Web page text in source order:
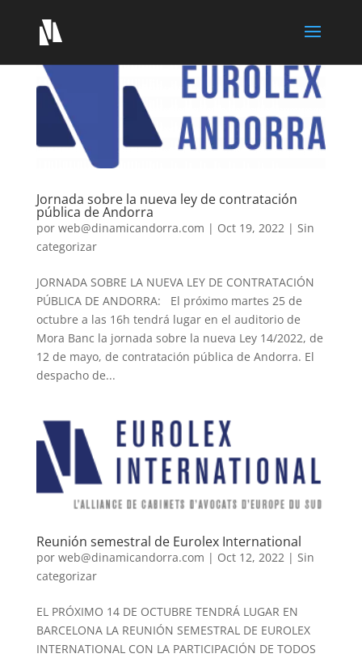
Jornada sobre la nueva ley de contratación
pública de Andorra
por web@dinamicandorra.com | Oct 19, 2022 | Sin
categorizar
JORNADA SOBRE LA NUEVA LEY DE CONTRATACIÓN
PÚBLICA DE ANDORRA: El próximo martes 25 de
octubre a las 16h tendrá lugar en el auditorio de
Mora Banc la jornada sobre la nueva Ley 14/2022, de
12 de mayo, de contratación pública de Andorra. El
despacho de...
Reunión semestral de Eurolex International
por web@dinamicandorra.com | Oct 12, 2022| Sin
categorizar
EL PRÓXIMO 14 DE OCTUBRE TENDRÁ LUGAR EN
BARCELONA LA REUNIÓN SEMESTRAL DE EUROLEX
INTERNATIONAL CON LA PARTICIPACIÓN DE TODOS